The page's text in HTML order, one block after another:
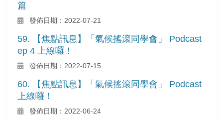
篇
發佈日期：2022-07-21
59. 【焦點訊息】「氣候搖滾同學會」 Podcast
ep 4 上線囉！
發佈日期：2022-07-15
60. 【焦點訊息】「氣候搖滾同學會」 Podcast
上線囉！
發佈日期：2022-06-24